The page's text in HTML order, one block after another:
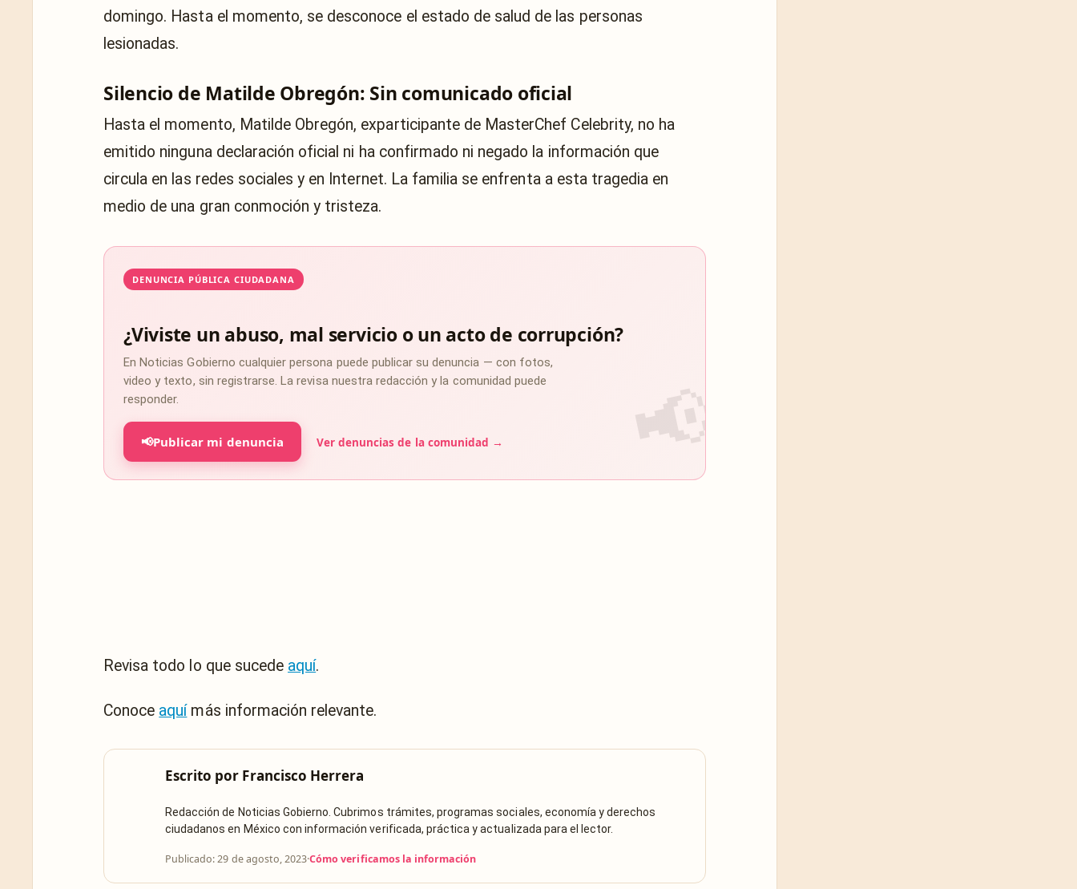
domingo. Hasta el momento, se desconoce el estado de salud de las personas
lesionadas.
Silencio de Matilde Obregón: Sin comunicado oficial
Hasta el momento, Matilde Obregón, exparticipante de MasterChef Celebrity, no ha
emitido ninguna declaración oficial ni ha confirmado ni negado la información que
circula en las redes sociales y en Internet. La familia se enfrenta a esta tragedia en
medio de una gran conmoción y tristeza.
DENUNCIA PÚBLICA CIUDADANA
¿Viviste un abuso, mal servicio o un acto de corrupción?
En Noticias Gobierno cualquier persona puede publicar su denuncia — con fotos,
video y texto, sin registrarse. La revisa nuestra redacción y la comunidad puede
responder.
📢Publicar mi denuncia Ver denuncias de la comunidad →
Revisa todo lo que sucede aquí.
Conoce aquímás información relevante.
Escrito por Francisco Herrera
Redacción de Noticias Gobierno. Cubrimos trámites, programas sociales, economía y derechos
ciudadanos en México con información verificada, práctica y actualizada para el lector.
Publicado: 29 de agosto, 2023·Cómo verificamos la información